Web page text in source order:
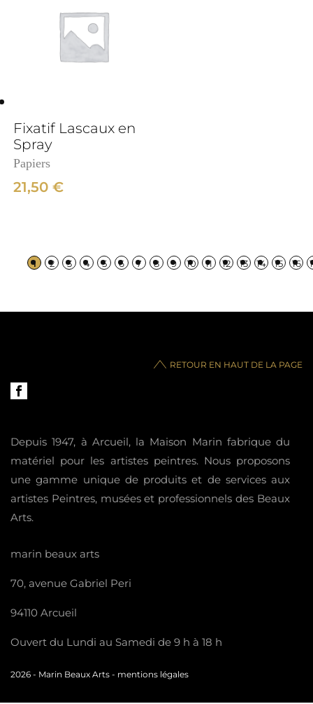
Fixatif Lascaux en
Spray
Papiers
21,50€
1 2 3 4 5 6 7 8 9 10 11 12 13 14 15 16
RETOUR EN HAUT DE LA PAGE
Depuis 1947, à Arcueil, la Maison Marin fabrique du
matériel pour les artistes peintres. Nous proposons
une gamme unique de produits et de services aux
artistes Peintres, musées et professionnels des Beaux
Arts.
marin beaux arts
70, avenue Gabriel Peri
94110 Arcueil
Ouvert du Lundi au Samedi de 9 h à 18 h
2026 - Marin Beaux Arts - mentions légales